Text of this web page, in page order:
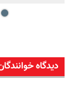
دیدگاه